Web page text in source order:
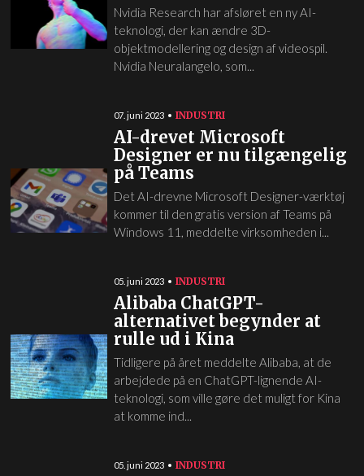
Nvidia Research har afsløret en ny AI-
teknologi, der kan ændre 3D-
objektmodellering og design af videospil.
Nvidia Neuralangelo, som...
07. juni 2023 INDUSTRI
AI-drevet Microsoft
Designer er nu tilgængelig
på Teams
Det AI-drevne Microsoft Designer-værktøj
kommer til den gratis version af Teams på
Windows 11, meddelte virksomheden i...
05. juni 2023 INDUSTRI
Alibaba ChatGPT-
alternativet begynder at
rulle ud i Kina
Tidligere på året meddelte Alibaba, at de
arbejdede på en ChatGPT-lignende AI-
teknologi, som ville gøre det muligt for Kina
at komme ind...
05. juni 2023 INDUSTRI